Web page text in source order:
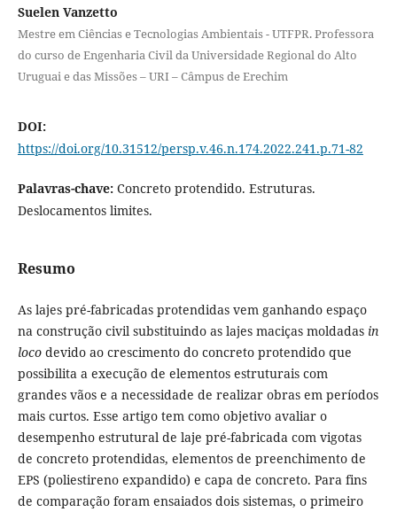
Suelen Vanzetto
Mestre em Ciências e Tecnologias Ambientais - UTFPR. Professora
do curso de Engenharia Civil da Universidade Regional do Alto
Uruguai e das Missões – URI – Câmpus de Erechim
DOI:
https://doi.org/10.31512/persp.v.46.n.174.2022.241.p.71-82
Palavras-chave: Concreto protendido. Estruturas.
Deslocamentos limites.
Resumo
As lajes pré-fabricadas protendidas vem ganhando espaço
na construção civil substituindo as lajes maciças moldadas in
locodevido ao crescimento do concreto protendido que
possibilita a execução de elementos estruturais com
grandes vãos e a necessidade de realizar obras em períodos
mais curtos. Esse artigo tem como objetivo avaliar o
desempenho estrutural de laje pré-fabricada com vigotas
de concreto protendidas, elementos de preenchimento de
EPS (poliestireno expandido) e capa de concreto. Para fins
de comparação foram ensaiados dois sistemas, o primeiro